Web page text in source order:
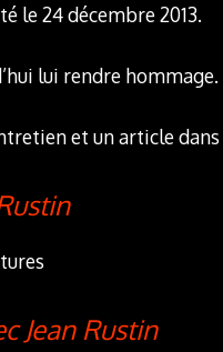
le 24 décembre 2013.
lui rendre hommage.
et un article
Jean Rustin